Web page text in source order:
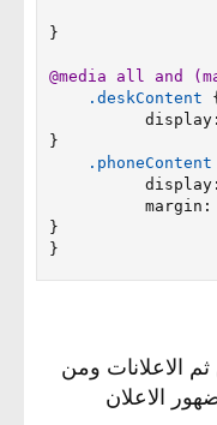
}
@media all and (
.deskContent
display :
}
.phoneContent
display :
margin :
}
}
الاعلانات ومن
الاعلان